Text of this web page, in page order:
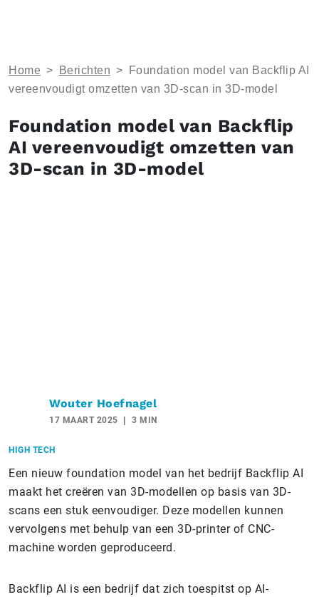
Home > Berichten >
Foundation model van Backflip AI
vereenvoudigt omzetten van 3D-scan in 3D-model
Foundation model van Backflip
AI vereenvoudigt omzetten van
3D-scan in 3D-model
Wouter Hoefnagel
17 MAART 2025 3 MIN
HIGH TECH
Een nieuw foundation model van het bedrijf Backflip AI
maakt het creëren van 3D-modellen op basis van 3D-
scans een stuk eenvoudiger. Deze modellen kunnen
vervolgens met behulp van een 3D-printer of CNC-
machine worden geproduceerd.
Backflip AI is een bedrijf dat zich toespitst op AI-